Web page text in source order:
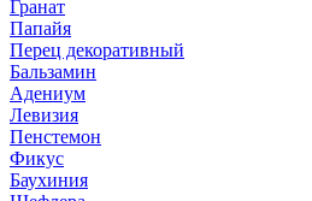
Гранат
Папайя
Перец декоративный
Бальзамин
Адениум
Левизия
Пенстемон
Фикус
Баухиния